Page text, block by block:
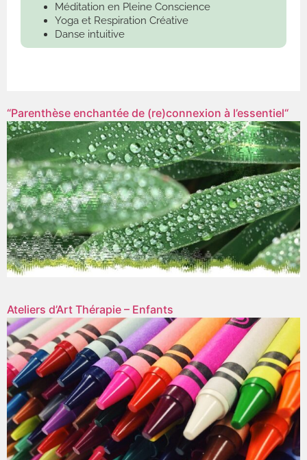
Méditation en Pleine Conscience
Yoga et Respiration Créative
Danse intuitive
“Parenthèse enchantée de (re)connexion à l’essentiel“
Ateliers d’Art Thérapie – Enfants